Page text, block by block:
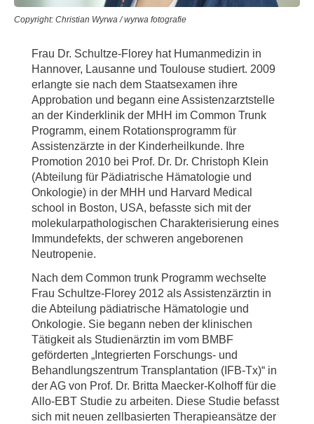
Copyright: Christian Wyrwa / wyrwa fotografie
Frau Dr. Schultze-Florey hat Humanmedizin in
Hannover, Lausanne und Toulouse studiert. 2009
erlangte sie nach dem Staatsexamen ihre
Approbation und begann eine Assistenzarztstelle
an der Kinderklinik der MHH im Common Trunk
Programm, einem Rotationsprogramm für
Assistenzärzte in der Kinderheilkunde. Ihre
Promotion 2010 bei Prof. Dr. Dr. Christoph Klein
(Abteilung für Pädiatrische Hämatologie und
Onkologie) in der MHH und Harvard Medical
school in Boston, USA, befasste sich mit der
molekularpathologischen Charakterisierung eines
Immundefekts, der schweren angeborenen
Neutropenie.
Nach dem Common trunk Programm wechselte
Frau Schultze-Florey 2012 als Assistenzärztin in
die Abteilung pädiatrische Hämatologie und
Onkologie. Sie begann neben der klinischen
Tätigkeit als Studienärztin im vom BMBF
geförderten „Integrierten Forschungs- und
Behandlungszentrum Transplantation (IFB-Tx)“ in
der AG von Prof. Dr. Britta Maecker-Kolhoff für die
Allo-EBT Studie zu arbeiten. Diese Studie befasst
sich mit neuen zellbasierten Therapieansätze der